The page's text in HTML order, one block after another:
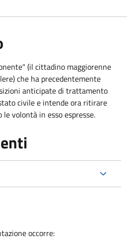
(il cittadino maggiorenne
che ha precedentemente
anticipate di trattamento
civile e intende ora ritirare
volontà in esso espresse.
occorre: